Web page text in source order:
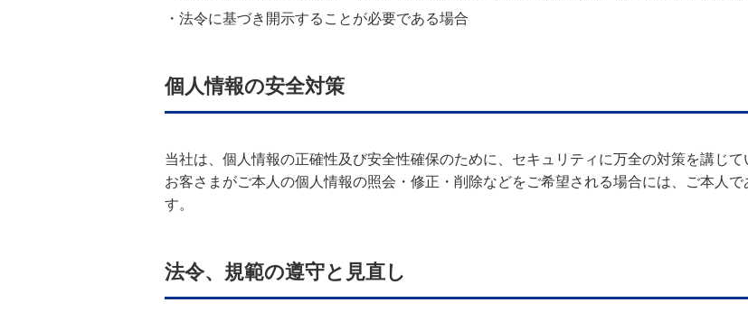
・法令に基づき開示することが必要である場合
個人情報の安全対策
当社は、個人情報の正確性及び安全性確保のために、セキュリティに万全の対策を講じて
お客さまがご本人の個人情報の照会・修正・削除などをご希望される場合には、ご本人
す。
法令、規範の遵守と見直し